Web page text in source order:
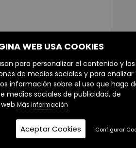
WEB USA COOKIES
para personalizar el contenido y los
de medios sociales y para analizar
información sobre el uso que haga
medios sociales de publicidad, de
Más información
Aceptar Cookies Configurar